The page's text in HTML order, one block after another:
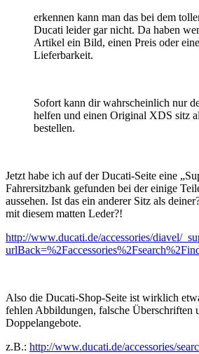
erkennen kann man das bei dem
Ducati leider gar nicht. Da haben
Artikel ein Bild, einen Preis oder
Lieferbarkeit.
Sofort kann dir wahrscheinlich nur
helfen und einen Original XDS sitz
bestellen.
Jetzt habe ich auf der Ducati-Seite eine
Fahrersitzbank gefunden bei der einige
aussehen. Ist das ein anderer Sitz als
mit diesem matten Leder?!
http://www.ducati.de/accessories/diavel/
Also die Ducati-Shop-Seite ist wirklich
fehlen Abbildungen, falsche Überschriften
Doppelangebote.
z.B.: http://www.ducati.de/accessories/